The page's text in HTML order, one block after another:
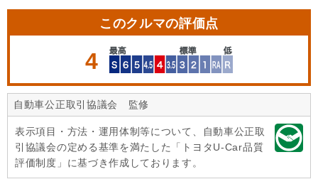
このクルマの評価点
4
自動車公正取引協議会 監修
表示項目・方法・運用体制等について、自動車公正取
引協議会の定める基準を満たした「トヨタU-Car品質
評価制度」に基づき作成しております。